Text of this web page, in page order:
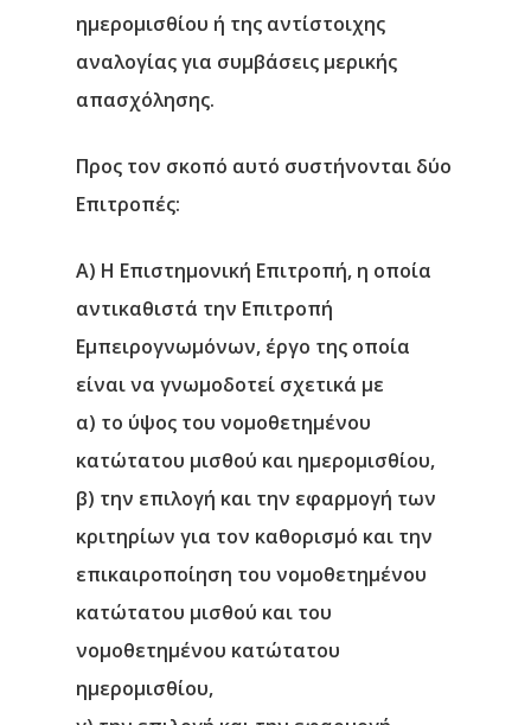
ημερομισθίου ή της αντίστοιχης
αναλογίας για συμβάσεις μερικής
απασχόλησης.
Προς τον σκοπό αυτό συστήνονται δύο
Επιτροπές:
Α) Η Επιστημονική Επιτροπή, η οποία
αντικαθιστά την Επιτροπή
Εμπειρογνωμόνων, έργο της οποία
είναι να γνωμοδοτεί σχετικά με
α) το ύψος του νομοθετημένου
κατώτατου μισθού και ημερομισθίου,
β) την επιλογή και την εφαρμογή των
κριτηρίων για τον καθορισμό και την
επικαιροποίηση του νομοθετημένου
κατώτατου μισθού και του
νομοθετημένου κατώτατου
ημερομισθίου,